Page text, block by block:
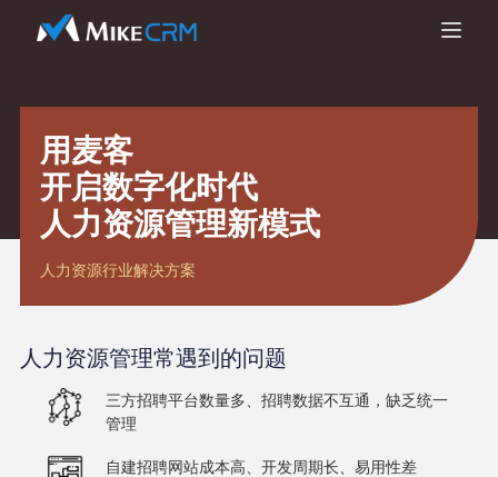
用麦客
开启数字化时代
人力资源管理新模式
人力资源行业解决方案
人力资源管理常遇到的问题
三方招聘平台数量多、招聘数据不互通，缺乏统一
管理
自建招聘网站成本高、开发周期长、易用性差